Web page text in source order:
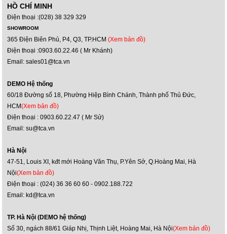
HỒ CHÍ MINH
Điện thoại :(028) 38 329 329
SHOWROOM
365 Điện Biên Phủ, P4, Q3, TP.HCM(Xem bản đồ)
Điện thoại :0903.60.22.46 ( Mr Khánh)
Email: sales01@tca.vn
DEMO Hệ thống
60/18 Đường số 18, Phường Hiệp Bình Chánh, Thành phố Thủ Đức,
HCM(Xem bản đồ)
Điện thoại : 0903.60.22.47 ( Mr Sử)
Email: su@tca.vn
Hà Nội
47-51, Louis XI, kđt mới Hoàng Văn Thụ, P.Yên Sở, Q.Hoàng Mai, Hà
Nội(Xem bản đồ)
Điện thoại : (024) 36 36 60 60 - 0902.188.722
Email: kd@tca.vn
TP. Hà Nội (DEMO hệ thống)
Số 30, ngách 88/61 Giáp Nhị, Thịnh Liệt, Hoàng Mai, Hà Nội(Xem bản đồ)